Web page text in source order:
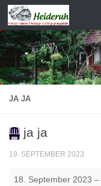
Zum Inhalt springen
JA JA
ja ja
19. SEPTEMBER 2023
18. September 2023 –